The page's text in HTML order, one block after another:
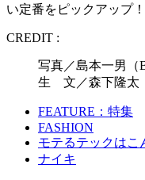
い定番をピックアップ！
CREDIT :
写真／島本一男
生 文／森下隆
FEATURE：特集
FASHION
モテるテックはこ
ナイキ